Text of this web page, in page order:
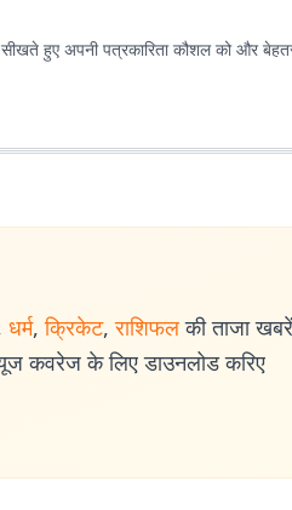
सीखते हुए अपनी पत्रकारिता कौशल को और
धर्म, क्रिकेट, राशिफल की ताजा
कवरेज के लिए डाउनलोड करिए